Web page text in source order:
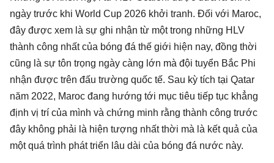
ngày trước khi World Cup 2026 khởi tranh. Đối với Maroc,
đây được xem là sự ghi nhận từ một trong những HLV
thành công nhất của bóng đá thế giới hiện nay, đồng thời
cũng là sự tôn trọng ngày càng lớn mà đội tuyển Bắc Phi
nhận được trên đấu trường quốc tế. Sau kỳ tích tại Qatar
năm 2022, Maroc đang hướng tới mục tiêu tiếp tục khẳng
định vị trí của mình và chứng minh rằng thành công trước
đây không phải là hiện tượng nhất thời mà là kết quả của
một quá trình phát triển lâu dài của bóng đá nước này.